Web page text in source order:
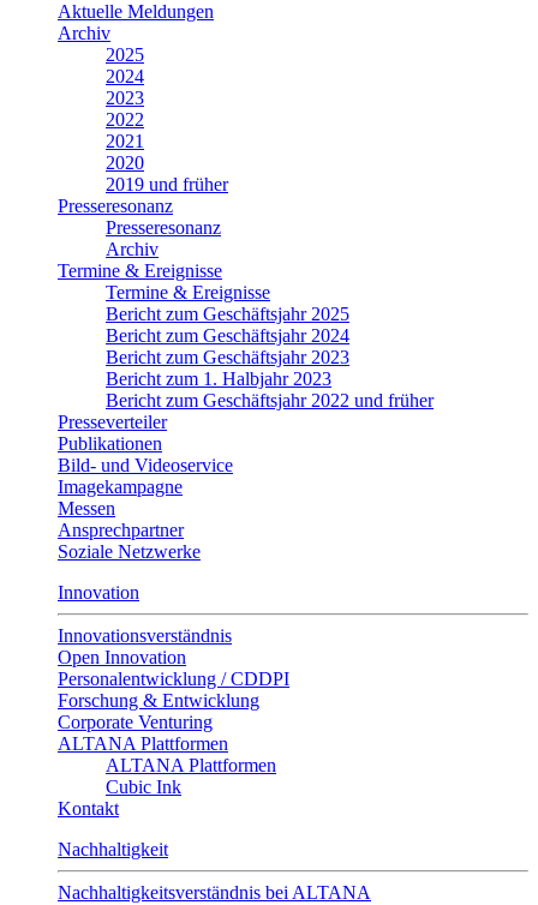
Aktuelle Meldungen
Archiv
2025
2024
2023
2022
2021
2020
2019 und früher
Presseresonanz
Presseresonanz
Archiv
Termine & Ereignisse
Termine & Ereignisse
Bericht zum Geschäftsjahr 2025
Bericht zum Geschäftsjahr 2024
Bericht zum Geschäftsjahr 2023
Bericht zum 1. Halbjahr 2023
Bericht zum Geschäftsjahr 2022 und früher
Presseverteiler
Publikationen
Bild- und Videoservice
Imagekampagne
Messen
Ansprechpartner
Soziale Netzwerke
Innovation
Innovationsverständnis
Open Innovation
Personalentwicklung / CDDPI
Forschung & Entwicklung
Corporate Venturing
ALTANA Plattformen
ALTANA Plattformen
Cubic Ink
Kontakt
Nachhaltigkeit
Nachhaltigkeitsverständnis bei ALTANA